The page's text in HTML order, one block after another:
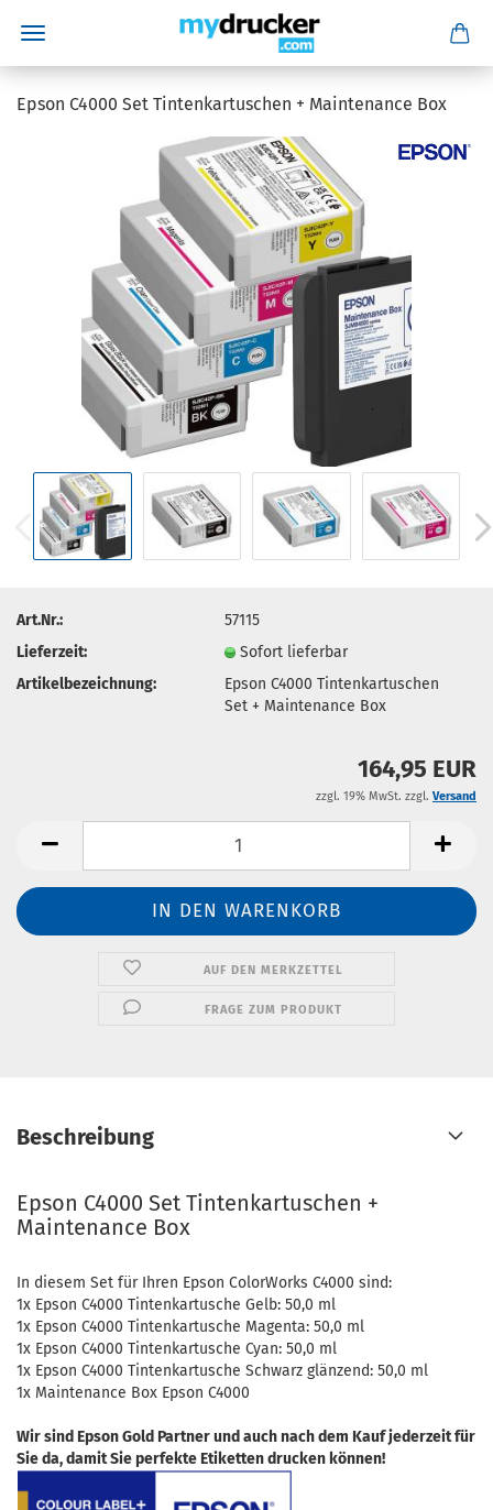
Epson C4000 Set Tintenkartuschen + Maintenance Box
Art.Nr.:
57115
Lieferzeit:
Sofort lieferbar
Artikelbezeichnung:
Epson C4000 Tintenkartuschen
Set + Maintenance Box
164,95 EUR
zzgl. 19% MwSt. zzgl. Versand
AUF DEN MERKZETTEL
FRAGE ZUM PRODUKT
Beschreibung
Epson C4000 Set Tintenkartuschen +
Maintenance Box
In diesem Set für Ihren Epson ColorWorks C4000 sind:
1x Epson C4000 Tintenkartusche Gelb: 50,0 ml
1x Epson C4000 Tintenkartusche Magenta: 50,0 ml
1x Epson C4000 Tintenkartusche Cyan: 50,0 ml
1x Epson C4000 Tintenkartusche Schwarz glänzend: 50,0 ml
1x Maintenance Box Epson C4000
Wir sind Epson Gold Partner und auch nach dem Kauf jederzeit für
Sie da, damit Sie perfekte Etiketten drucken können!